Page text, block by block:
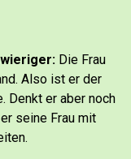
Die Frau
Also ist er der
Denkt er aber noch
seine Frau mit